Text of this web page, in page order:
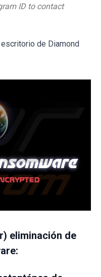
ID to contact
de Diamond
eliminación de